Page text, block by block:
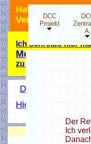
Hallo
Ich schreibe hier
Meinung
zu der
DCC
Projekt
A.
DCC Projekt
Hier wird ihnen
Hobbyprog
Der
Ich